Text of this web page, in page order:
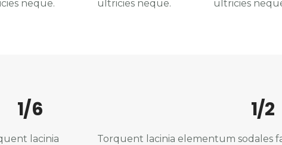
neque.
ultricies neque.
ultricies
1/6
lacinia
1/2
Torquent lacinia elementum sodales